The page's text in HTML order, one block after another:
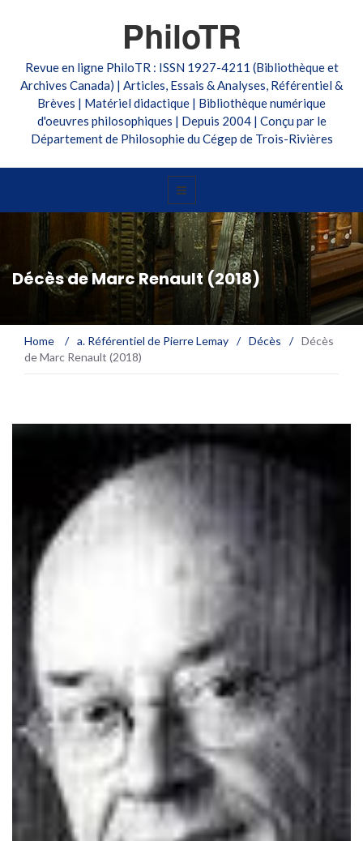
PhiloTR
Revue en ligne PhiloTR : ISSN 1927-4211 (Bibliothèque et
Archives Canada) | Articles, Essais & Analyses, Référentiel &
Brèves | Matériel didactique | Bibliothèque numérique
d'oeuvres philosophiques | Depuis 2004 | Conçu par le
Département de Philosophie du Cégep de Trois-Rivières
Décès de Marc Renault (2018)
Home / a. Référentiel de Pierre Lemay / Décès / Décès
de Marc Renault (2018)